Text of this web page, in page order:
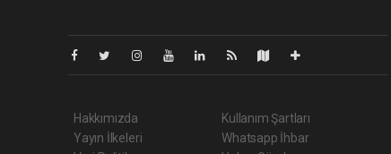
Hakkımızda
Yayın İlkeleri
Kullanım Şartları
Whatsapp İhbar